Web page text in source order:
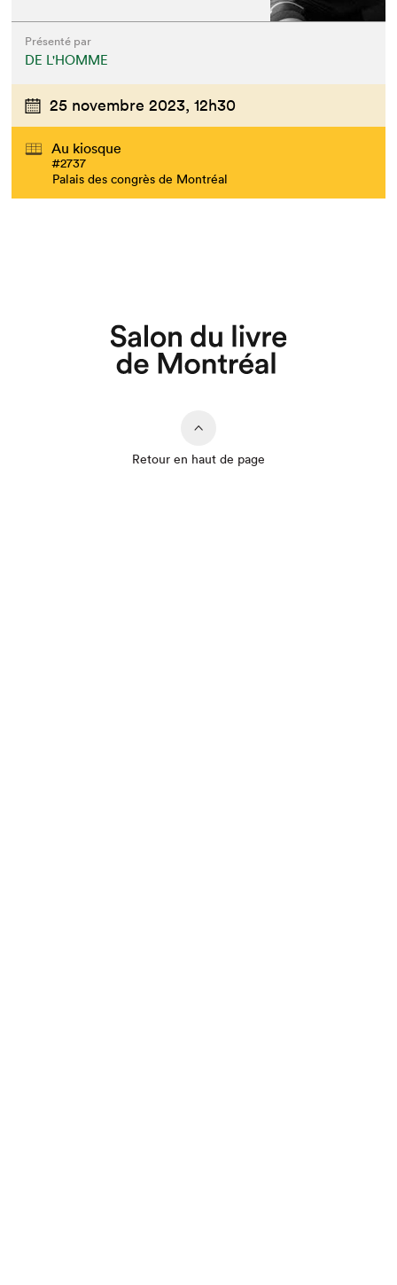
Que cherchez-vous?
Présenté par
DE L'HOMME
25 novembre 2023, 12h30
Au kiosque
#2737
Palais des congrès de Montréal
Retour en haut de page